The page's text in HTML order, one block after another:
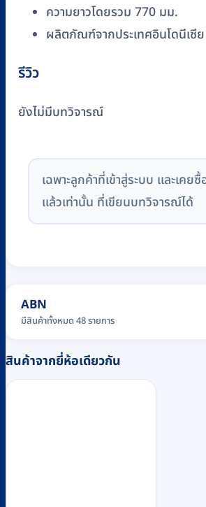
ความยาวโดยรวม 770 มม.
ผลิตภัณฑ์จากประเทศอินโดนีเซีย
รีวิว
ยังไม่มีบทวิจารณ์
เฉพาะลูกค้าที่เข้าสู่ระบบ และเคย
แล้วเท่านั้น ที่เขียนบทวิจารณ์ได้
ABN
มีสินค้าทั้งหมด 48 รายการ
สินค้าจากยี่ห้อเดียวกัน